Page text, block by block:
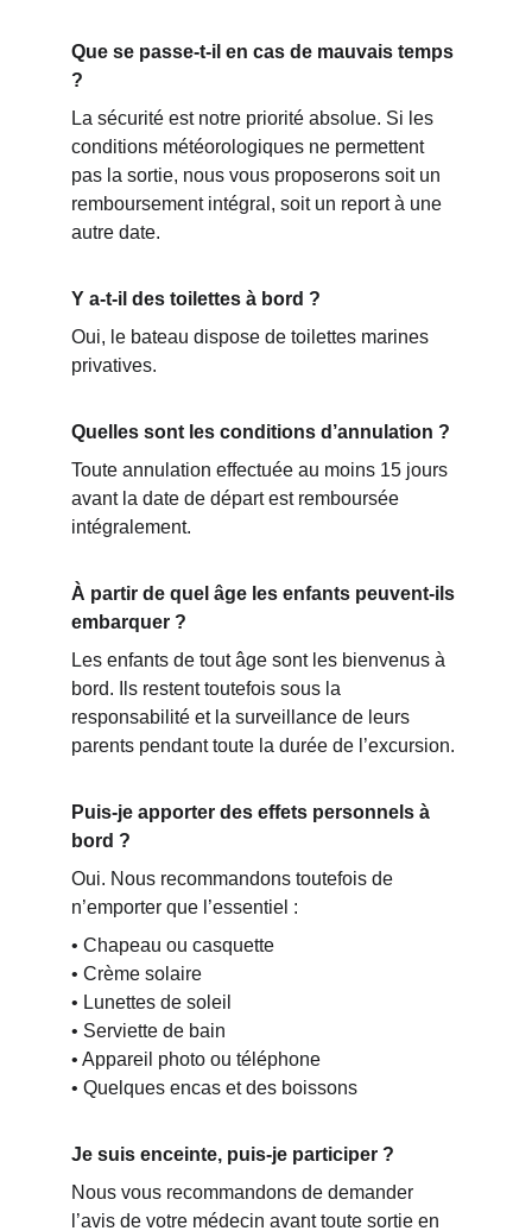
Que se passe-t-il en cas de mauvais temps
?
La sécurité est notre priorité absolue. Si les
conditions météorologiques ne permettent
pas la sortie, nous vous proposerons soit un
remboursement intégral, soit un report à une
autre date.
Y a-t-il des toilettes à bord ?
Oui, le bateau dispose de toilettes marines
privatives.
Quelles sont les conditions d’annulation ?
Toute annulation effectuée au moins 15 jours
avant la date de départ est remboursée
intégralement.
À partir de quel âge les enfants peuvent-ils
embarquer ?
Les enfants de tout âge sont les bienvenus à
bord. Ils restent toutefois sous la
responsabilité et la surveillance de leurs
parents pendant toute la durée de l’excursion.
Puis-je apporter des effets personnels à
bord ?
Oui. Nous recommandons toutefois de
n’emporter que l’essentiel :
• Chapeau ou casquette
• Crème solaire
• Lunettes de soleil
• Serviette de bain
• Appareil photo ou téléphone
• Quelques encas et des boissons
Je suis enceinte, puis-je participer ?
Nous vous recommandons de demander
l’avis de votre médecin avant toute sortie en